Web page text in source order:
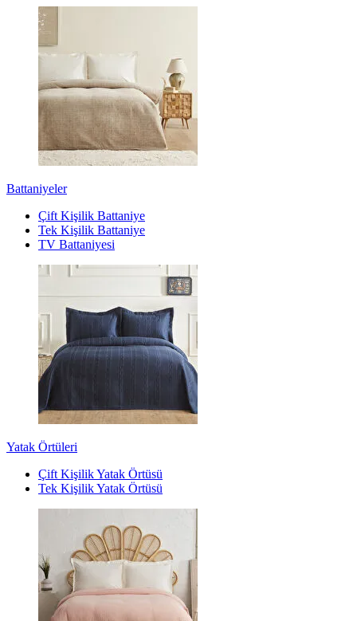
Battaniyeler
Çift Kişilik Battaniye
Tek Kişilik Battaniye
TV Battaniyesi
Yatak Örtüleri
Çift Kişilik Yatak Örtüsü
Tek Kişilik Yatak Örtüsü